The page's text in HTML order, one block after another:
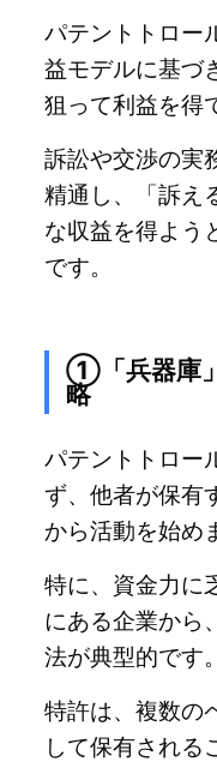
パテントトロー
益モデルに基づ
狙って利益を得
訴訟や交渉の実
精通し、「訴え
な収益を得よう
です。
①「兵器庫
略
パテントトロー
ず、他者が保有
から活動を始め
特に、資金力に
にある企業から
法が典型的です。
特許は、複数の
して保有される